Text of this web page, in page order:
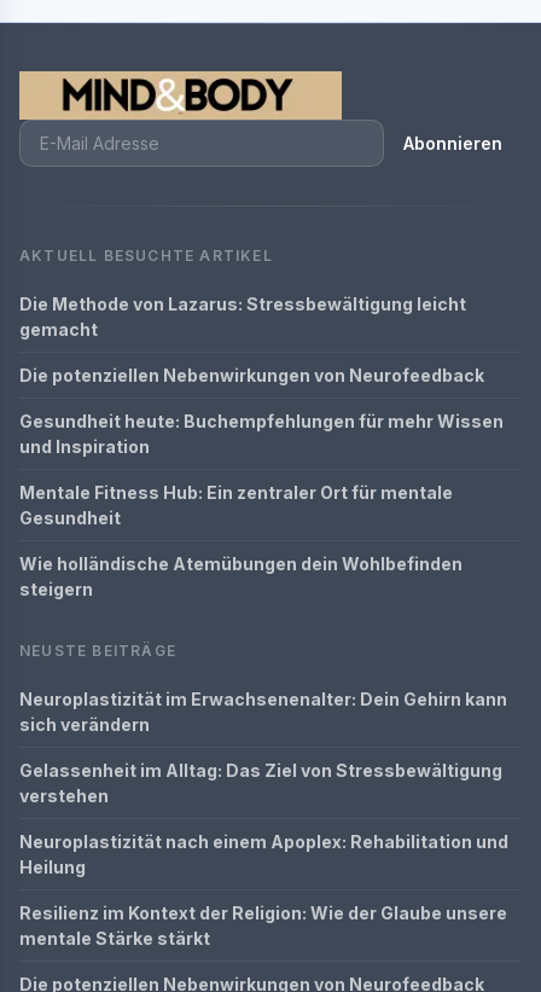
Abonnieren
AKTUELL BESUCHTE ARTIKEL
Die Methode von Lazarus: Stressbewältigung leicht
gemacht
Die potenziellen Nebenwirkungen von Neurofeedback
Gesundheit heute: Buchempfehlungen für mehr Wissen
und Inspiration
Mentale Fitness Hub: Ein zentraler Ort für mentale
Gesundheit
Wie holländische Atemübungen dein Wohlbefinden
steigern
NEUSTE BEITRÄGE
Neuroplastizität im Erwachsenenalter: Dein Gehirn kann
sich verändern
Gelassenheit im Alltag: Das Ziel von Stressbewältigung
verstehen
Neuroplastizität nach einem Apoplex: Rehabilitation und
Heilung
Resilienz im Kontext der Religion: Wie der Glaube unsere
mentale Stärke stärkt
Die potenziellen Nebenwirkungen von Neurofeedback